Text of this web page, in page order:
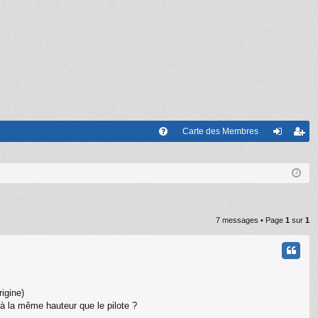
Carte des Membres
on
nr
ist
re
7 messages • Page 1 sur 1
la même hauteur que le pilote ?